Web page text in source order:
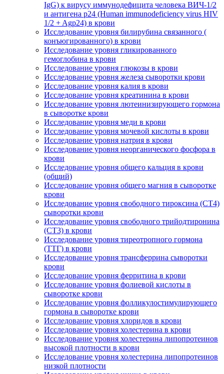
IgG) к вирусу иммунодефицита человека ВИЧ-1/2
и антигена p24 (Human immunodeficiency virus HIV
1/2 + Agp24) в крови
Исследование уровня билирубина связанного (
конъюгированного) в крови
Исследование уровня гликированного
гемоглобина в крови
Исследование уровня глюкозы в крови
Исследование уровня железа сыворотки крови
Исследование уровня калия в крови
Исследование уровня креатинина в крови
Исследование уровня лютеинизирующего гормона
в сыворотке крови
Исследование уровня меди в крови
Исследование уровня мочевой кислоты в крови
Исследование уровня натрия в крови
Исследование уровня неорганического фосфора в
крови
Исследование уровня общего кальция в крови
(общий)
Исследование уровня общего магния в сыворотке
крови
Исследование уровня свободного тироксина (СТ4)
сыворотки крови
Исследование уровня свободного трийодтиронина
(СТ3) в крови
Исследование уровня тиреотропного гормона
(ТТГ) в крови
Исследование уровня трансферрина сыворотки
крови
Исследование уровня ферритина в крови
Исследование уровня фолиевой кислоты в
сыворотке крови
Исследование уровня фолликулостимулирующего
гормона в сыворотке крови
Исследование уровня хлоридов в крови
Исследование уровня холестерина в крови
Исследование уровня холестерина липопротеинов
высокой плотности в крови
Исследование уровня холестерина липопротеинов
низкой плотности